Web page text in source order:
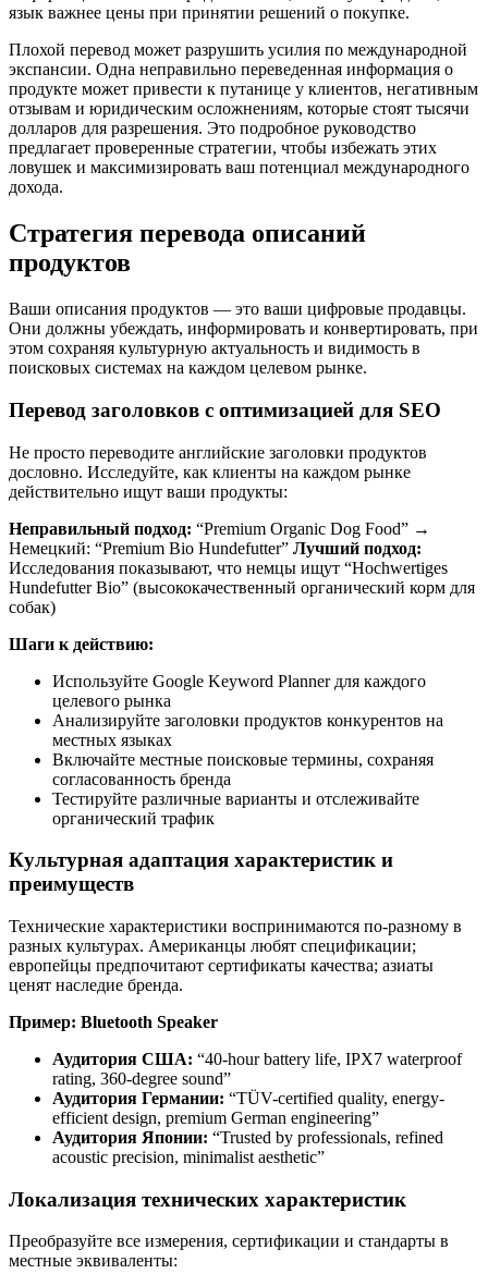
язык важнее цены при принятии решений о покупке.
Плохой перевод может разрушить усилия по международной
экспансии. Одна неправильно переведенная информация о
продукте может привести к путанице у клиентов, негативным
отзывам и юридическим осложнениям, которые стоят тысячи
долларов для разрешения. Это подробное руководство
предлагает проверенные стратегии, чтобы избежать этих
ловушек и максимизировать ваш потенциал международного
дохода.
Стратегия перевода описаний
продуктов
Ваши описания продуктов — это ваши цифровые продавцы.
Они должны убеждать, информировать и конвертировать, при
этом сохраняя культурную актуальность и видимость в
поисковых системах на каждом целевом рынке.
Перевод заголовков с оптимизацией для SEO
Не просто переводите английские заголовки продуктов
дословно. Исследуйте, как клиенты на каждом рынке
действительно ищут ваши продукты:
Неправильный подход: “Premium Organic Dog Food” →
Немецкий: “Premium Bio Hundefutter” Лучший подход:
Исследования показывают, что немцы ищут “Hochwertiges
Hundefutter Bio” (высококачественный органический корм для
собак)
Шаги к действию:
Используйте Google Keyword Planner для каждого
целевого рынка
Анализируйте заголовки продуктов конкурентов на
местных языках
Включайте местные поисковые термины, сохраняя
согласованность бренда
Тестируйте различные варианты и отслеживайте
органический трафик
Культурная адаптация характеристик и
преимуществ
Технические характеристики воспринимаются по-разному в
разных культурах. Американцы любят спецификации;
европейцы предпочитают сертификаты качества; азиаты
ценят наследие бренда.
Пример: Bluetooth Speaker
Аудитория США: “40-hour battery life, IPX7 waterproof
rating, 360-degree sound”
Аудитория Германии: “TÜV-certified quality, energy-
efficient design, premium German engineering”
Аудитория Японии: “Trusted by professionals, refined
acoustic precision, minimalist aesthetic”
Локализация технических характеристик
Преобразуйте все измерения, сертификации и стандарты в
местные эквиваленты: